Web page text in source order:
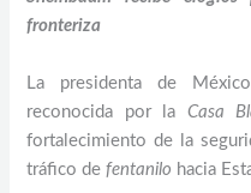
fronteriza
La presidenta de
reconocida por la Casa
fortalecimiento de la
tráfico defentanilo hacia